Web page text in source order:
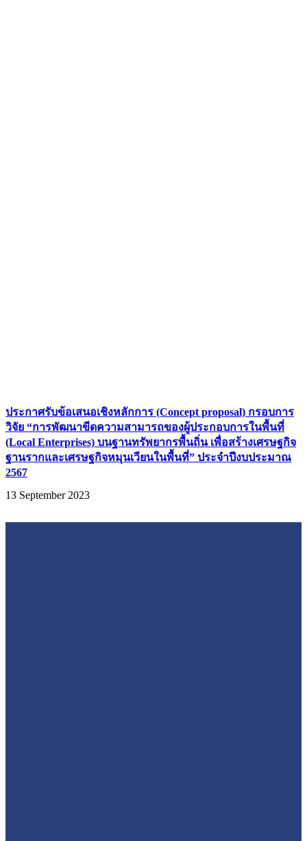
ประกาศรับข้อเสนอเชิงหลักการ (Concept proposal) กรอบการ
วิจัย “การพัฒนาขีดความสามารถของผู้ประกอบการในพื้นที่
(Local Enterprises) บนฐานทรัพยากรพื้นถิ่น เพื่อสร้างเศรษฐกิจ
ฐานรากและเศรษฐกิจหมุนเวียนในพื้นที่” ประจำปีงบประมาณ
2567
13 September 2023